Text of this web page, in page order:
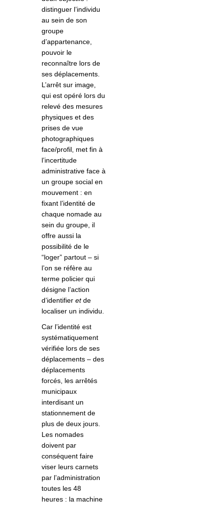
distinguer l’individu
au sein de son
groupe
d’appartenance,
pouvoir le
reconnaître lors de
ses déplacements.
L’arrêt sur image,
qui est opéré lors du
relevé des mesures
physiques et des
prises de vue
photographiques
face/profil, met fin à
l’incertitude
administrative face à
un groupe social en
mouvement : en
fixant l’identité de
chaque nomade au
sein du groupe, il
offre aussi la
possibilité de le
“loger” partout – si
l’on se réfère au
terme policier qui
désigne l’action
d’identifier etde
localiser un individu.
Car l’identité est
systématiquement
vérifiée lors de ses
déplacements – des
déplacements
forcés, les arrêtés
municipaux
interdisant un
stationnement de
plus de deux jours.
Les nomades
doivent par
conséquent faire
viser leurs carnets
par l’administration
toutes les 48
heures : la machine